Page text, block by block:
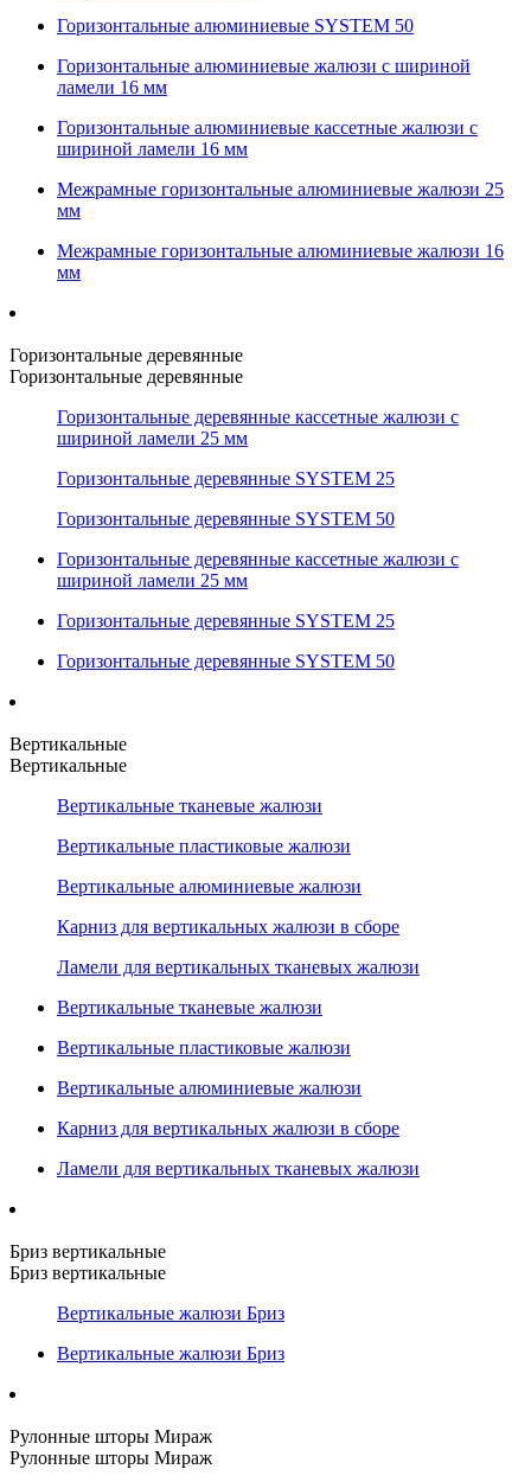
Горизонтальные алюминиевые SYSTEM 50
Горизонтальные алюминиевые жалюзи с шириной
ламели 16 мм
Горизонтальные алюминиевые кассетные жалюзи с
шириной ламели 16 мм
Межрамные горизонтальные алюминиевые жалюзи 25
мм
Межрамные горизонтальные алюминиевые жалюзи 16
мм
Горизонтальные деревянные
Горизонтальные деревянные
Горизонтальные деревянные кассетные жалюзи с
шириной ламели 25 мм
Горизонтальные деревянные SYSTEM 25
Горизонтальные деревянные SYSTEM 50
Горизонтальные деревянные кассетные жалюзи с
шириной ламели 25 мм
Горизонтальные деревянные SYSTEM 25
Горизонтальные деревянные SYSTEM 50
Вертикальные
Вертикальные
Вертикальные тканевые жалюзи
Вертикальные пластиковые жалюзи
Вертикальные алюминиевые жалюзи
Карниз для вертикальных жалюзи в сборе
Ламели для вертикальных тканевых жалюзи
Вертикальные тканевые жалюзи
Вертикальные пластиковые жалюзи
Вертикальные алюминиевые жалюзи
Карниз для вертикальных жалюзи в сборе
Ламели для вертикальных тканевых жалюзи
Бриз вертикальные
Бриз вертикальные
Вертикальные жалюзи Бриз
Вертикальные жалюзи Бриз
Рулонные шторы Мираж
Рулонные шторы Мираж